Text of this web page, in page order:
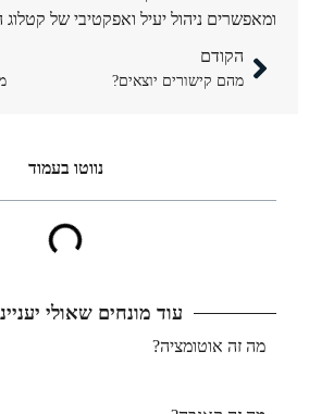
ומאפשרים ניהול יעיל ואפקטיבי של קטלוג
הקודם
מהם קישורים יוצאים?
נווטו בעמוד​
עוד מונחים שאולי
מה זה אוטומציה?